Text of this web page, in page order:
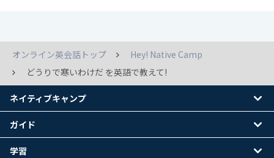
オンライン英会話トップ
Hey! Native Camp
どうりで寒いわけだ を英語で教えて!
ネイティブキャンプ
ガイド
学習